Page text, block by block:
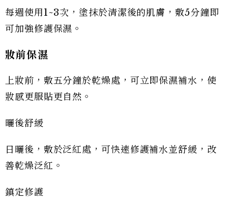
每週使用1~3次，塗抹於清潔後的肌膚，敷5分鐘即
可加強修護保濕。
妝前保濕
上妝前，敷五分鐘於乾燥處，可立即保濕補水，使
妝感更服貼更自然。
曬後舒緩
日曬後，敷於泛紅處，可快速修護補水並舒緩，改
善乾燥泛紅。
鎮定修護